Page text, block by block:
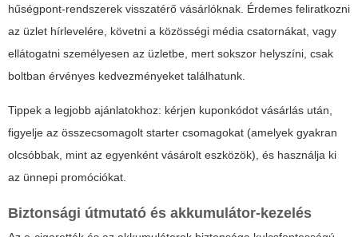
hűségpont-rendszerek visszatérő vásárlóknak. Érdemes feliratkozni
az üzlet hírlevelére, követni a közösségi média csatornákat, vagy
ellátogatni személyesen az üzletbe, mert sokszor helyszíni, csak
boltban érvényes kedvezményeket találhatunk.
Tippek a legjobb ajánlatokhoz: kérjen kuponkódot vásárlás után,
figyelje az összecsomagolt starter csomagokat (amelyek gyakran
olcsóbbak, mint az egyenként vásárolt eszközök), és használja ki
az ünnepi promóciókat.
Biztonsági útmutató és akkumulátor-kezelés